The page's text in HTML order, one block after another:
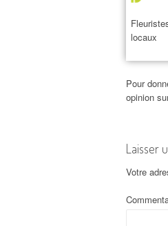
locaux
Pour
opinion
Laisser
Votre